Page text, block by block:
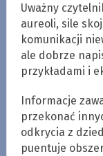
Uważny
aureoli, sile
komunikacji
ale dobrze
przykładami i
Informacje
przekonać
odkrycia z
puentuje